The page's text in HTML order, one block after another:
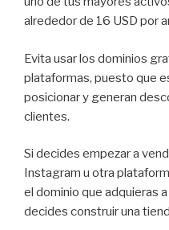
alrededor de 16 USD por
Evita usar los dominios
plataformas, puesto que
posicionar y generan
clientes.
Si decides empezar a
Instagram u otra
el dominio que adquieras
decides construir una